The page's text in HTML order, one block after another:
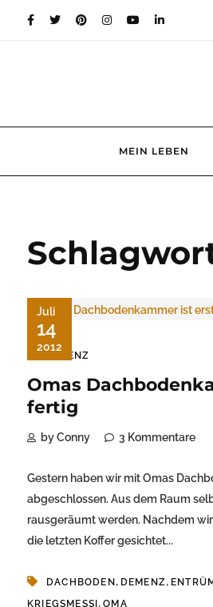
MEIN LEBEN
Juli
14
2012
DEMENZ
Omas
fertig
by Conny 3 Kommentare
Gestern haben wir mit Omas
abgeschlossen. Aus dem Raum
rausgeräumt werden. Nachdem
die letzten Koffer gesichtet...
DACHBODEN, DEMENZ,
KRIEGSMESSI,OMA